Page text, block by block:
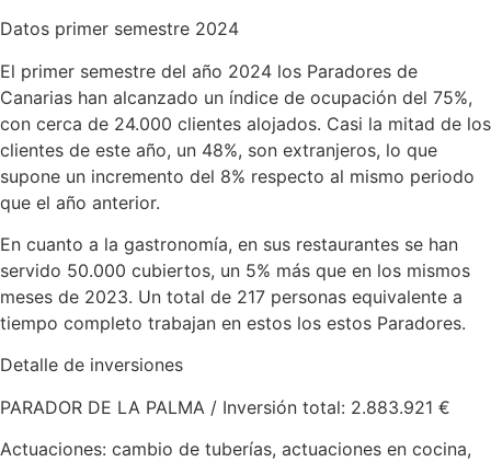
Datos primer semestre 2024
El primer semestre del año 2024 los Paradores de
Canarias han alcanzado un índice de ocupación del 75%,
con cerca de 24.000 clientes alojados. Casi la mitad de los
clientes de este año, un 48%, son extranjeros, lo que
supone un incremento del 8% respecto al mismo periodo
que el año anterior.
En cuanto a la gastronomía, en sus restaurantes se han
servido 50.000 cubiertos, un 5% más que en los mismos
meses de 2023. Un total de 217 personas equivalente a
tiempo completo trabajan en estos los estos Paradores.
Detalle de inversiones
PARADOR DE LA PALMA / Inversión total: 2.883.921 €
Actuaciones: cambio de tuberías, actuaciones en cocina,